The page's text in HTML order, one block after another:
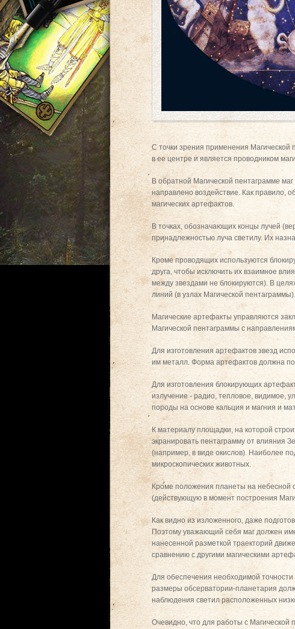
С точки зрения применения
в ее центре и является проводником
В обратной Магической пентаграмме
направлено воздействие. Как правило,
магических артефактов.
В точках, обозначающих концы лучей
принадлежностью луча светилу. Их
Кроме проводящих используются
друга, чтобы исключить их взаимное
между звездами не блокируются). В
линий (в узлах Магической пентаграммы).
Магические артефакты управляются
Магической пентаграммы с
Для изготовления артефактов звезд
им металл. Форма артефактов должна
Для изготовления блокирующих
излучение - радио, тепловое, видимое,
породы на основе кальция и магния и
К материалу площадки, на которой
экранировать пентаграмму от влияния
(например, в виде окислов). Наиболее
микроскопических животных.
Кроме положения планеты на небесной
(действующую в момент построения
Как видно из изложенного, даже
Поэтому уважающий себя маг должен
нанесенной разметкой траекторий
сравнению с другими магическими
Для обеспечения необходимой
размеры обсерватории-планетария
наблюдения светил расположенных
Очевидно, что для работы с Магической